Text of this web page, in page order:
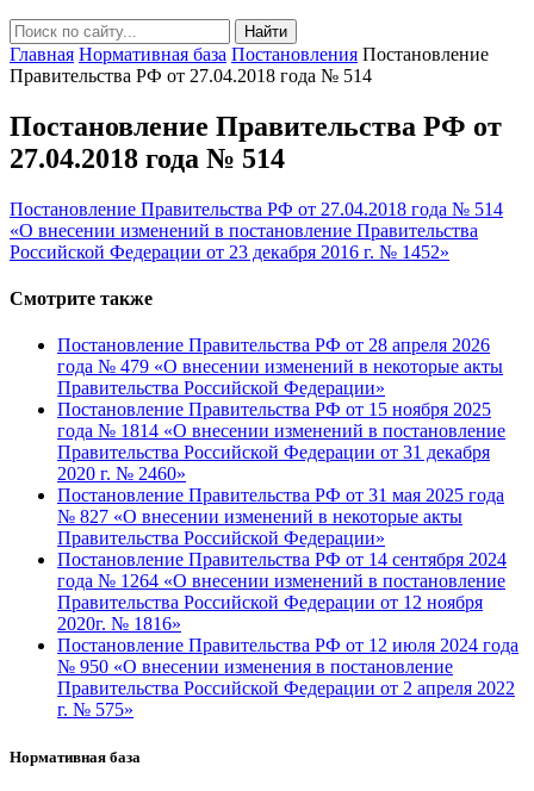
Найти
Главная Нормативная база Постановления Постановление
Правительства РФ от 27.04.2018 года № 514
Постановление Правительства РФ от
27.04.2018 года № 514
Постановление Правительства РФ от 27.04.2018 года № 514
«О внесении изменений в постановление Правительства
Российской Федерации от 23 декабря 2016 г. № 1452»
Смотрите также
Постановление Правительства РФ от 28 апреля 2026
года № 479 «О внесении изменений в некоторые акты
Правительства Российской Федерации»
Постановление Правительства РФ от 15 ноября 2025
года № 1814 «О внесении изменений в постановление
Правительства Российской Федерации от 31 декабря
2020 г. № 2460»
Постановление Правительства РФ от 31 мая 2025 года
№ 827 «О внесении изменений в некоторые акты
Правительства Российской Федерации»
Постановление Правительства РФ от 14 сентября 2024
года № 1264 «О внесении изменений в постановление
Правительства Российской Федерации от 12 ноября
2020г. № 1816»
Постановление Правительства РФ от 12 июля 2024 года
№ 950 «О внесении изменения в постановление
Правительства Российской Федерации от 2 апреля 2022
г. № 575»
Нормативная база